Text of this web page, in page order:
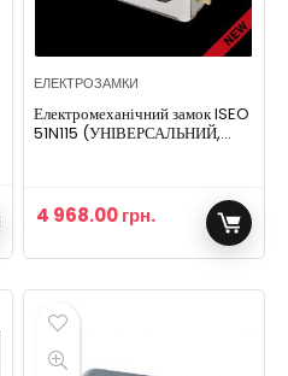
ЕЛЕКТРОЗАМКИ
Електромеханічний замок ISEO
51N115 (УНІВЕРСАЛЬНИЙ,
4 968.00грн.